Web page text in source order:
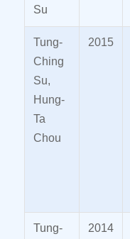
Su
Tung-
Ching
Su,
Hung-
Ta
Chou
2015
Tung-
2014